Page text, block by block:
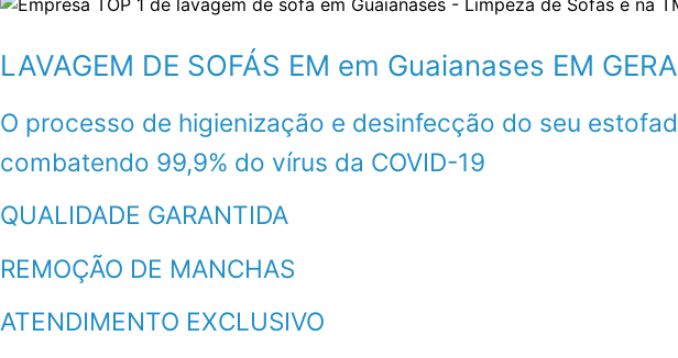
LAVAGEM DE SOFÁS EM em Guaianases EM
O processo de higienização e desinfecção do seu
combatendo 99,9% do vírus da COVID-19
QUALIDADE GARANTIDA
REMOÇÃO DE MANCHAS
ATENDIMENTO EXCLUSIVO